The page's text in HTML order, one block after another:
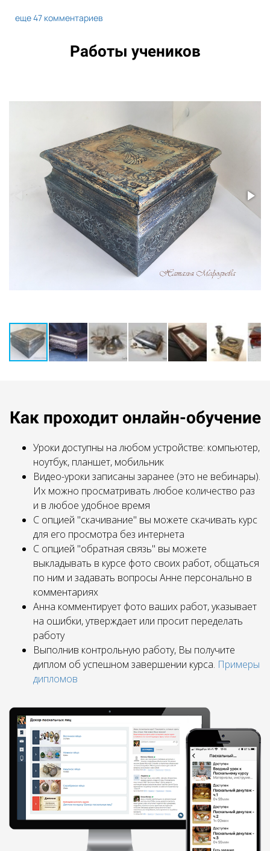
еще 47 комментариев
Работы учеников
Как проходит онлайн-обучение
Уроки доступны на любом устройстве: компьютер,
ноутбук, планшет, мобильник
Видео-уроки записаны заранее (это не вебинары).
Их можно просматривать любое количество раз
и в любое удобное время
С опцией "скачивание" вы можете скачивать курс
для его просмотра без интернета
С опцией "обратная связь" вы можете
выкладывать в курсе фото своих работ, общаться
по ним и задавать вопросы Анне персонально в
комментариях
Анна комментирует фото ваших работ, указывает
на ошибки, утверждает или просит переделать
работу
Выполнив контрольную работу, Вы получите
диплом об успешном завершении курса. Примеры
дипломов